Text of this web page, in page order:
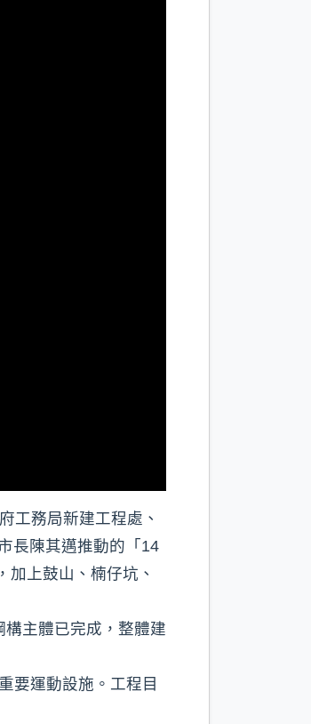
工務局新建工程處、
長陳其邁推動的「14
上鼓山、楠仔坑、
主體已完成，整體建
要運動設施。工程目